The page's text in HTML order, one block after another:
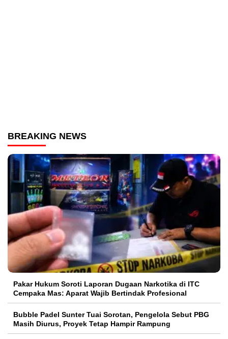
BREAKING NEWS
Pakar Hukum Soroti Laporan Dugaan Narkotika di ITC
Cempaka Mas: Aparat Wajib Bertindak Profesional
Bubble Padel Sunter Tuai Sorotan, Pengelola Sebut PBG
Masih Diurus, Proyek Tetap Hampir Rampung